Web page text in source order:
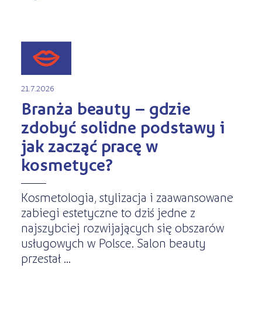
21.7.2026
Branża beauty – gdzie
zdobyć solidne podstawy i
jak zacząć pracę w
kosmetyce?
Kosmetologia, stylizacja i zaawansowane
zabiegi estetyczne to dziś jedne z
najszybciej rozwijających się obszarów
usługowych w Polsce. Salon beauty
przestał ...